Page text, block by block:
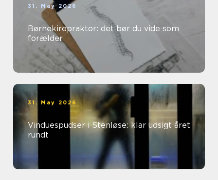
31. May 2026
Børnekiropraktor: det bør du vide som
forælder
31. May 2026
Vinduespudser i Stenløse: klar udsigt året
rundt